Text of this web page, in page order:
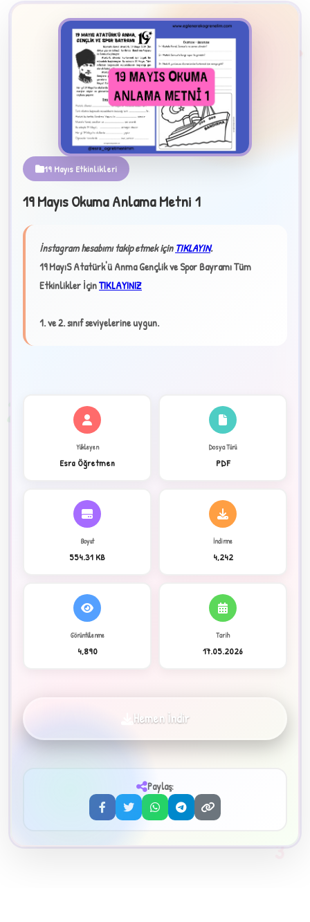
2
3
✧
19 Mayıs Etkinlikleri
19 Mayıs Okuma Anlama Metni 1
İnstagram hesabımı takip etmek içinTIKLAYIN.
19 MayıS Atatürk'ü Anma Gençlik ve Spor Bayramı Tüm
Etkinlikler İçinTIKLAYINIZ
1. ve 2. sınıf seviyelerine uygun.
Yükleyen
Esra Öğretmen
Dosya Türü
PDF
Boyut
554.31 KB
İndirme
4,242
Görüntülenme
4,890
Tarih
17.05.2026
Hemen İndir
Paylaş:
★